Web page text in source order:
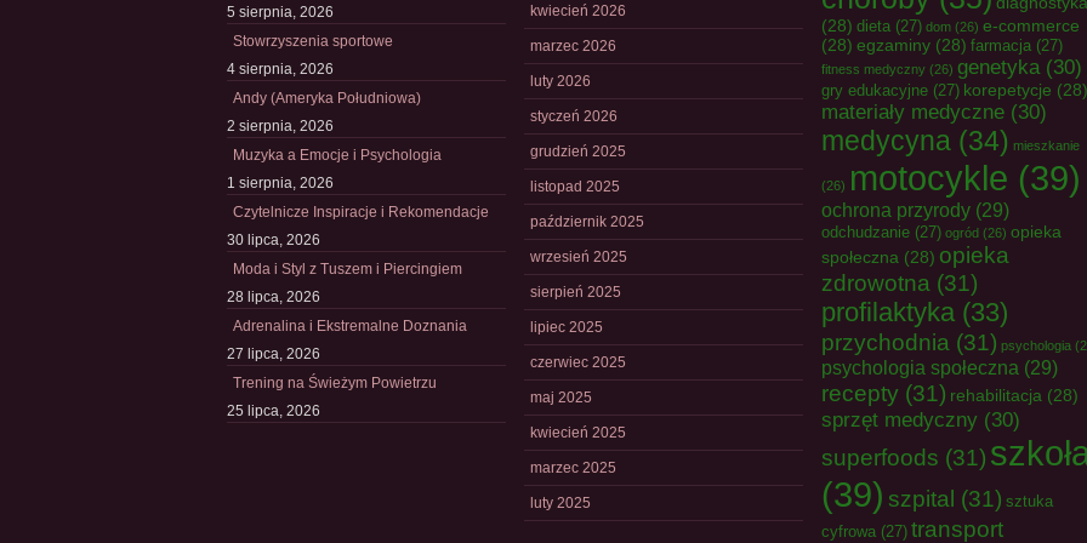
5 sierpnia, 2026
Stowrzyszenia sportowe
4 sierpnia, 2026
Andy (Ameryka Południowa)
2 sierpnia, 2026
Muzyka a Emocje i Psychologia
1 sierpnia, 2026
Czytelnicze Inspiracje i Rekomendacje
30 lipca, 2026
Moda i Styl z Tuszem i Piercingiem
28 lipca, 2026
Adrenalina i Ekstremalne Doznania
27 lipca, 2026
Trening na Świeżym Powietrzu
25 lipca, 2026
kwiecień 2026
marzec 2026
luty 2026
styczeń 2026
grudzień 2025
listopad 2025
październik 2025
wrzesień 2025
sierpień 2025
lipiec 2025
czerwiec 2025
maj 2025
kwiecień 2025
marzec 2025
luty 2025
(28) dieta (27) dom (26) e-commerce
(28) egzaminy (28) farmacja (27)
fitness medyczny (26) genetyka(30)
gry edukacyjne (27) korepetycje (28)
materiały medyczne (30)
medycyna (34) mieszkanie
(26) motocykle (39)
ochrona przyrody (29)
odchudzanie (27) ogród (26) opieka
społeczna (28) opieka
zdrowotna (31)
profilaktyka (33)
przychodnia (31) psychologia
psychologia społeczna (29)
recepty (31) rehabilitacja (28)
sprzęt medyczny (30)
superfoods (31)
(39) szpital (31) sztuka
cyfrowa (27) transport